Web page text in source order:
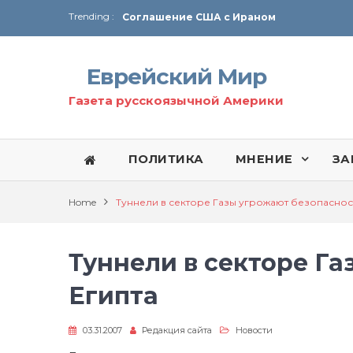
Trending :
Соглашение США с Ираном
Технология Революции в Иране
От Ирана до Ливана и Газы
Еврейский Мир
Газета русскоязычной Америки
ПОЛИТИКА МНЕНИЕ
Home Туннели в секторе Газы угрожают
Туннели в секторе
Египта
03.31.2007 Редакция сайта Новости